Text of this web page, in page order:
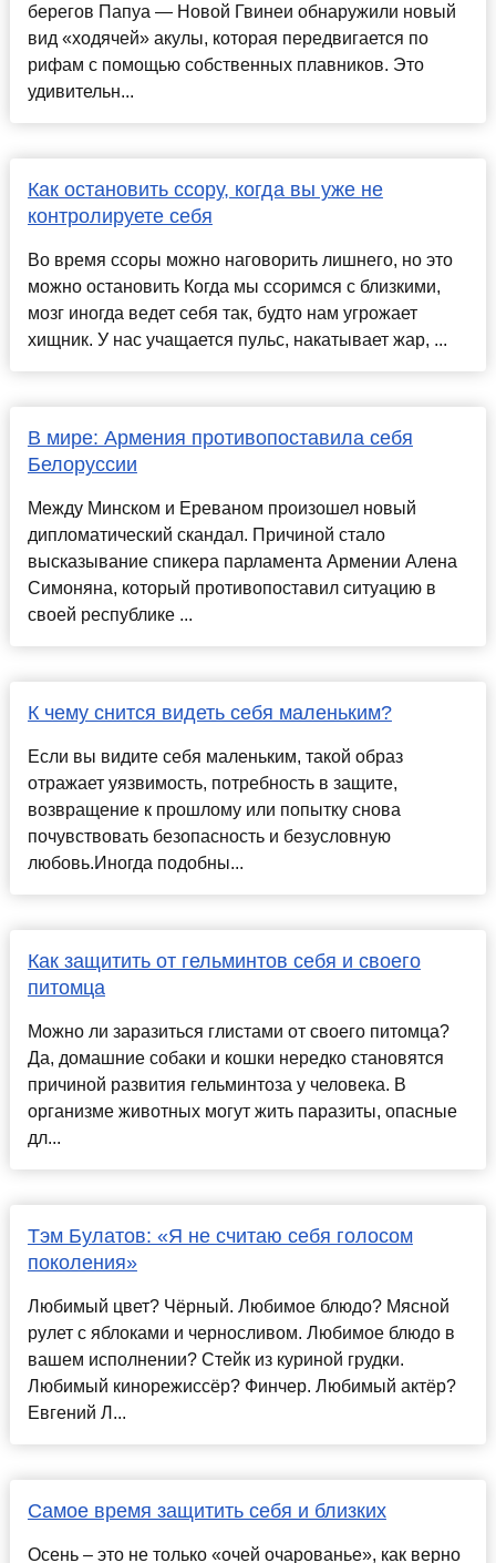
берегов Папуа — Новой Гвинеи обнаружили новый
вид «ходячей» акулы, которая передвигается по
рифам с помощью собственных плавников. Это
удивительн...
Как остановить ссору, когда вы уже не
контролируете себя
Во время ссоры можно наговорить лишнего, но это
можно остановить Когда мы ссоримся с близкими,
мозг иногда ведет себя так, будто нам угрожает
хищник. У нас учащается пульс, накатывает жар, ...
В мире: Армения противопоставила себя
Белоруссии
Между Минском и Ереваном произошел новый
дипломатический скандал. Причиной стало
высказывание спикера парламента Армении Алена
Симоняна, который противопоставил ситуацию в
своей республике ...
К чему снится видеть себя маленьким?
Если вы видите себя маленьким, такой образ
отражает уязвимость, потребность в защите,
возвращение к прошлому или попытку снова
почувствовать безопасность и безусловную
любовь.Иногда подобны...
Как защитить от гельминтов себя и своего
питомца
Можно ли заразиться глистами от своего питомца?
Да, домашние собаки и кошки нередко становятся
причиной развития гельминтоза у человека. В
организме животных могут жить паразиты, опасные
дл...
Тэм Булатов: «Я не считаю себя голосом
поколения»
Любимый цвет? Чёрный. Любимое блюдо? Мясной
рулет с яблоками и черносливом. Любимое блюдо в
вашем исполнении? Стейк из куриной грудки.
Любимый кинорежиссёр? Финчер. Любимый актёр?
Евгений Л...
Самое время защитить себя и близких
Осень – это не только «очей очарованье», как верно